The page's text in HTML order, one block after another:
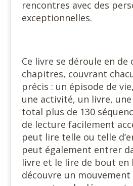
rencontres avec des
exceptionnelles.
Ce livre se déroule en de
chapitres, couvrant
précis : un épisode de
une activité, un livre,
total plus de 130
de lecture facilement
peut lire telle ou telle
peut également entrer
livre et le lire de bout en
découvre un